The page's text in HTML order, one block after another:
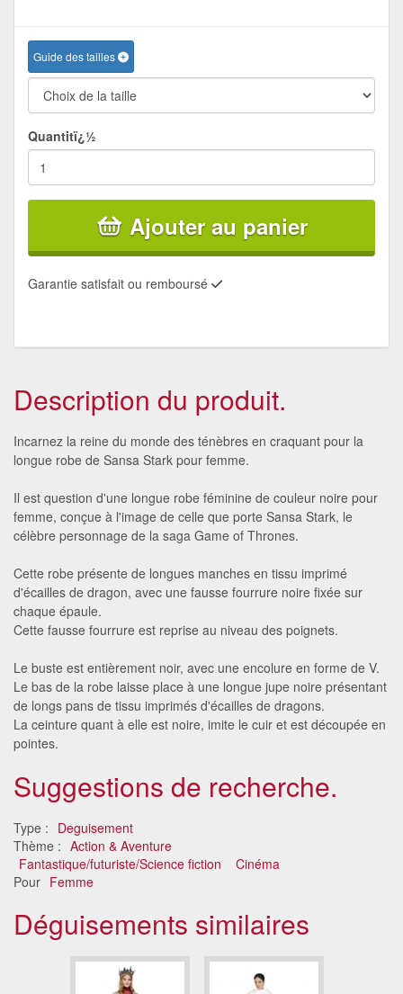
Guide des tailles
Quantitï¿½
Ajouter au panier
Garantie satisfait ou remboursé
Description du produit.
Incarnez la reine du monde des ténèbres en craquant pour la
longue robe de Sansa Stark pour femme.
Il est question d'une longue robe féminine de couleur noire pour
femme, conçue à l'image de celle que porte Sansa Stark, le
célèbre personnage de la saga Game of Thrones.
Cette robe présente de longues manches en tissu imprimé
d'écailles de dragon, avec une fausse fourrure noire fixée sur
chaque épaule.
Cette fausse fourrure est reprise au niveau des poignets.
Le buste est entièrement noir, avec une encolure en forme de V.
Le bas de la robe laisse place à une longue jupe noire présentant
de longs pans de tissu imprimés d'écailles de dragons.
La ceinture quant à elle est noire, imite le cuir et est découpée en
pointes.
Suggestions de recherche.
Type : Deguisement
Thème : Action & Aventure
Fantastique/futuriste/Science fiction
Cinéma
Pour Femme
Déguisements similaires